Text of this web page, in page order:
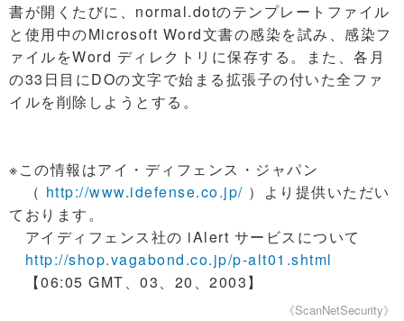
書が開くたびに、normal.dotのテンプレートファイル
と使用中のMicrosoft Word文書の感染を試み、感染フ
ァイルをWord ディレクトリに保存する。また、各月
の33日目にDOの文字で始まる拡張子の付いた全ファ
イルを削除しようとする。
※この情報はアイ・ディフェンス・ジャパン
（ http://www.idefense.co.jp/ ）より提供いただい
ております。
アイディフェンス社の iAlert サービスについて
http://shop.vagabond.co.jp/p-alt01.shtml
【06:05 GMT、03、20、2003】
《ScanNetSecurity》